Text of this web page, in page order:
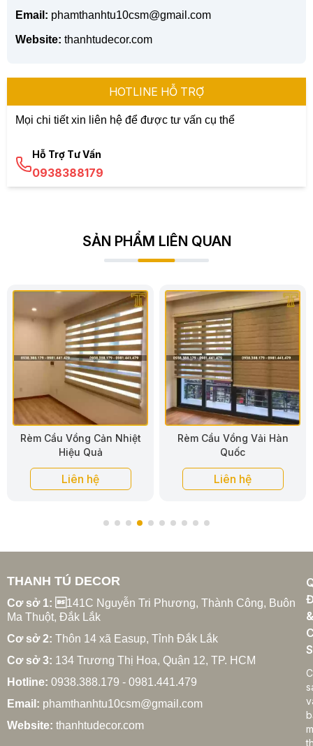
Email: phamthanhtu10csm@gmail.com
Website: thanhtudecor.com
HOTLINE HỖ TRỢ
Mọi chi tiết xin liên hệ để được tư vấn cụ thể
Hỗ Trợ Tư Vấn
0938388179
SẢN PHẨM LIÊN QUAN
Rèm Cầu Vồng Cản Nhiệt
Hiệu Quả
Liên hệ
Rèm Cầu Vồng Vải Hàn
Quốc
Liên hệ
THANH TÚ DECOR
Cơ sở 1: 141C Nguyễn Tri Phương, Thành Công, Buôn
Ma Thuột, Đắk Lắk
Cơ sở 2: Thôn 14 xã Easup, Tỉnh Đắk Lắk
Cơ sở 3: 134 Trương Thị Hoa, Quận 12, TP. HCM
Hotline: 0938.388.179 - 0981.441.479
Email: phamthanhtu10csm@gmail.com
Website: thanhtudecor.com
&